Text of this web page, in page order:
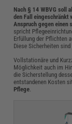
Nach § 14 WBVG soll
den Fall eingeschränkt
Anspruch gegen einen
spricht
Erfüllung der Pflichten
Diese Sicherheiten
Vollstationäre und
Möglichkeit auch im
die Sicherstellung
entstandenen Kosten
Pflege.